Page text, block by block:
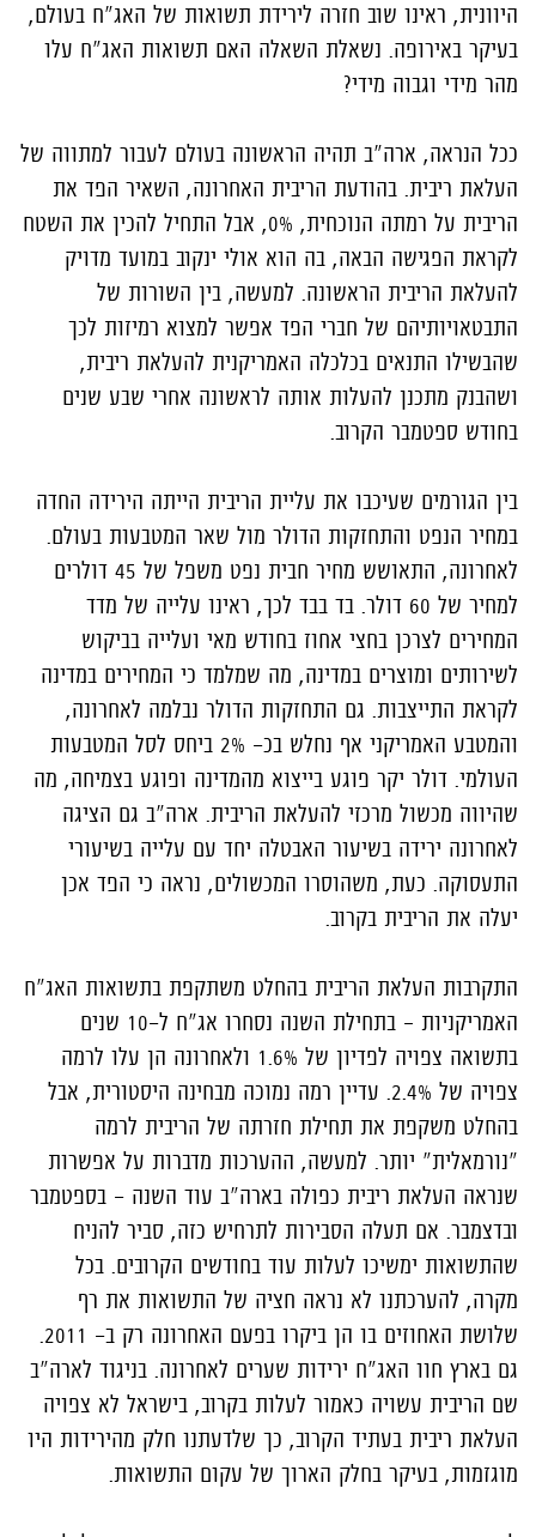
היוונית, ראינו שוב חזרה לירידת תשואות של האג"ח בעולם,
בעיקר באירופה. נשאלת השאלה האם תשואות האג"ח עלו
מהר מידי וגבוה מידי?
ככל הנראה, ארה"ב תהיה הראשונה בעולם לעבור למתווה של
העלאת ריבית. בהודעת הריבית האחרונה, השאיר הפד את
הריבית על רמתה הנוכחית, 0%, אבל התחיל להכין את השטח
לקראת הפגישה הבאה, בה הוא אולי ינקוב במועד מדויק
להעלאת הריבית הראשונה. למעשה, בין השורות של
התבטאויותיהם של חברי הפד אפשר למצוא רמיזות לכך
שהבשילו התנאים בכלכלה האמריקנית להעלאת ריבית,
ושהבנק מתכנן להעלות אותה לראשונה אחרי שבע שנים
בחודש ספטמבר הקרוב.
בין הגורמים שעיכבו את עליית הריבית הייתה הירידה החדה
במחיר הנפט והתחזקות הדולר מול שאר המטבעות בעולם.
לאחרונה, התאושש מחיר חבית נפט משפל של 45 דולרים
למחיר של 60 דולר. בד בבד לכך, ראינו עלייה של מדד
המחירים לצרכן בחצי אחוז בחודש מאי ועלייה בביקוש
לשירותים ומוצרים במדינה, מה שמלמד כי המחירים במדינה
לקראת התייצבות. גם התחזקות הדולר נבלמה לאחרונה,
והמטבע האמריקני אף נחלש בכ- 2% ביחס לסל המטבעות
העולמי. דולר יקר פוגע בייצוא מהמדינה ופוגע בצמיחה, מה
שהיווה מכשול מרכזי להעלאת הריבית. ארה"ב גם הציגה
לאחרונה ירידה בשיעור האבטלה יחד עם עלייה בשיעורי
התעסוקה. כעת, משהוסרו המכשולים, נראה כי הפד אכן
יעלה את הריבית בקרוב.
התקרבות העלאת הריבית בהחלט משתקפת בתשואות האג"ח
האמריקניות – בתחילת השנה נסחרו אג"ח ל-10 שנים
בתשואה צפויה לפדיון של 1.6% ולאחרונה הן עלו לרמה
צפויה של 2.4%. עדיין רמה נמוכה מבחינה היסטורית, אבל
בהחלט משקפת את תחילת חזרתה של הריבית לרמה
"נורמאלית" יותר. למעשה, ההערכות מדברות על אפשרות
שנראה העלאת ריבית כפולה בארה"ב עוד השנה - בספטמבר
ובדצמבר. אם תעלה הסבירות לתרחיש כזה, סביר להניח
שהתשואות ימשיכו לעלות עוד בחודשים הקרובים. בכל
מקרה, להערכתנו לא נראה חציה של התשואות את רף
שלושת האחוזים בו הן ביקרו בפעם האחרונה רק ב- 2011.
גם בארץ חוו האג"ח ירידות שערים לאחרונה. בניגוד לארה"ב
שם הריבית עשויה כאמור לעלות בקרוב, בישראל לא צפויה
העלאת ריבית בעתיד הקרוב, כך שלדעתנו חלק מהירידות היו
מוגזמות, בעיקר בחלק הארוך של עקום התשואות.